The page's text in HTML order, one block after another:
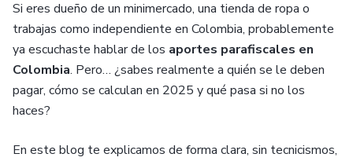
Si eres dueño de un minimercado, una tienda de ropa o
trabajas como independiente en Colombia, probablemente
ya escuchaste hablar de los aportes parafiscales en
Colombia. Pero… ¿sabes realmente a quién se le deben
pagar, cómo se calculan en 2025 y qué pasa si no los
haces?
En este blog te explicamos de forma clara, sin tecnicismos,